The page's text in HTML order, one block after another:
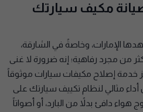
مكيف سيارتك
الإمارات، وخاصةً في الشارقة،
من مجرد رفاهية؛ إنه ضرورة لا غنى
خدمة إصلاح مكيفات سيارات موثوقاً
مثالي لنظام تكييف سيارتك على
دافئ بدلاً من البارد، أو أصواتاً